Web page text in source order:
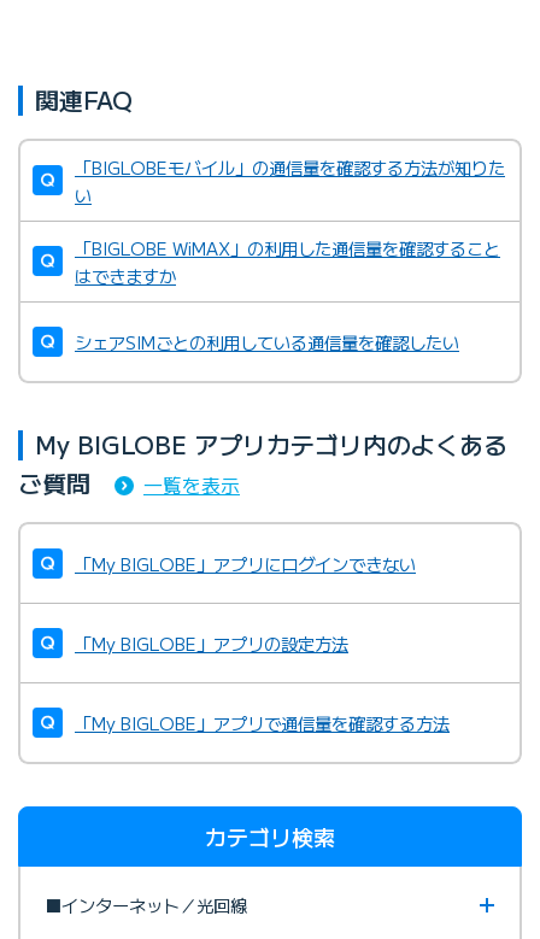
関連FAQ
「BIGLOBEモバイル」の通信量を確認する方法が知りた
い
「BIGLOBE WiMAX」の利用した通信量を確認すること
はできますか
シェアSIMごとの利用している通信量を確認したい
My BIGLOBE アプリカテゴリ内のよくある
ご質問
一覧を表示
「My BIGLOBE」アプリにログインできない
「My BIGLOBE」アプリの設定方法
「My BIGLOBE」アプリで通信量を確認する方法
カテゴリ検索
■インターネット／光回線